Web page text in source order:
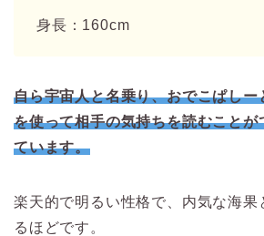
身長：160cm
自ら宇宙人と名乗り、おでこぱしー
を使って相手の気持ちを読むことが
ています。
楽天的で明るい性格で、内気な海果
るほどです。